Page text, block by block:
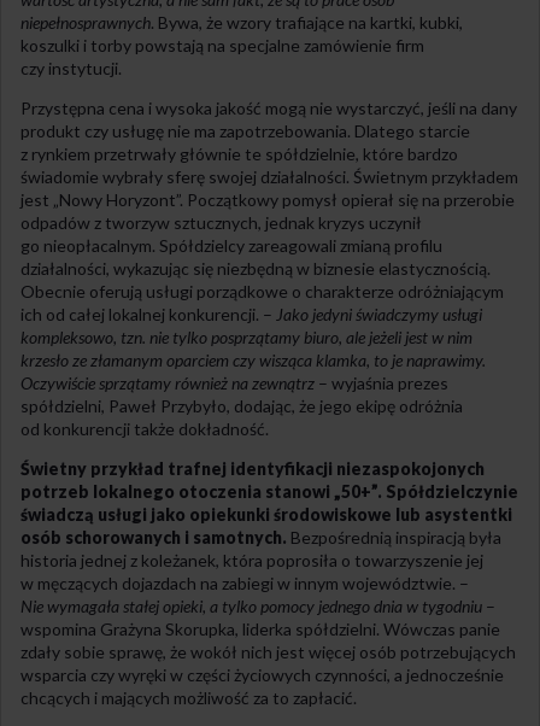
niepełnosprawnych. Bywa, że wzory trafiające na kartki, kubki,
koszulki i torby powstają na specjalne zamówienie firm
czy instytucji.
Przystępna cena i wysoka jakość mogą nie wystarczyć, jeśli na dany
produkt czy usługę nie ma zapotrzebowania. Dlatego starcie
z rynkiem przetrwały głównie te spółdzielnie, które bardzo
świadomie wybrały sferę swojej działalności. Świetnym przykładem
jest „Nowy Horyzont”. Początkowy pomysł opierał się na przerobie
odpadów z tworzyw sztucznych, jednak kryzys uczynił
go nieopłacalnym. Spółdzielcy zareago­wali zmianą profilu
działalności, wykazując się niezbędną w biznesie elastycznością.
Obecnie oferują usługi porządkowe o charakterze odróżniającym
ich od całej lokalnej konkurencji. – Jako jedyni świadczymy usługi
kompleksowo, tzn. nie tylko posprzątamy biuro, ale jeżeli jest w nim
krzesło ze złamanym oparciem czy wisząca klamka, to je naprawimy.
Oczywiście sprzątamy również na zewnątrz – wyjaśnia prezes
spółdzielni, Paweł Przybyło, dodając, że jego ekipę odróżnia
od konkurencji także dokładność.
Świetny przykład trafnej identyfikacji niezaspokojonych
potrzeb lokalnego otoczenia stanowi „50+”. Spółdzielczynie
świadczą usługi jako opiekunki środowiskowe lub asystentki
osób schorowanych i samotnych. Bezpośrednią inspiracją była
historia jednej z koleżanek, która poprosiła o towarzyszenie jej
w męczących dojazdach na zabiegi w innym województwie. –
Nie wymagała stałej opieki, a tylko pomocy jednego dnia w tygodniu –
wspomina Grażyna Skorupka, liderka spółdzielni. Wówczas panie
zdały sobie sprawę, że wokół nich jest więcej osób potrzebujących
wsparcia czy wyręki w części życiowych czynności, a jednocześnie
chcących i mających możliwość za to zapłacić.